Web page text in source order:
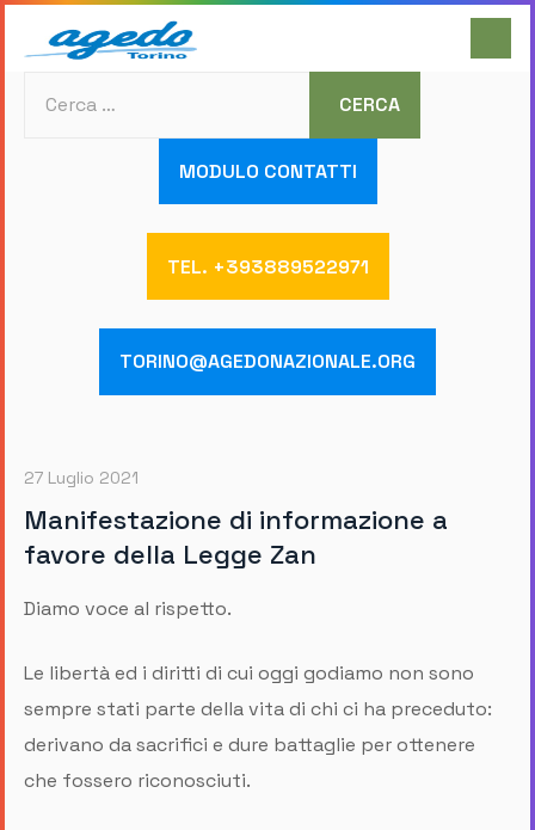
CERCA
MODULO CONTATTI
TEL. +393889522971
TORINO@AGEDONAZIONALE.ORG
27 Luglio 2021
Manifestazione di informazione a
favore della Legge Zan
Diamo voce al rispetto.
Le libertà ed i diritti di cui oggi godiamo non sono
sempre stati parte della vita di chi ci ha preceduto:
derivano da sacrifici e dure battaglie per ottenere
che fossero riconosciuti.